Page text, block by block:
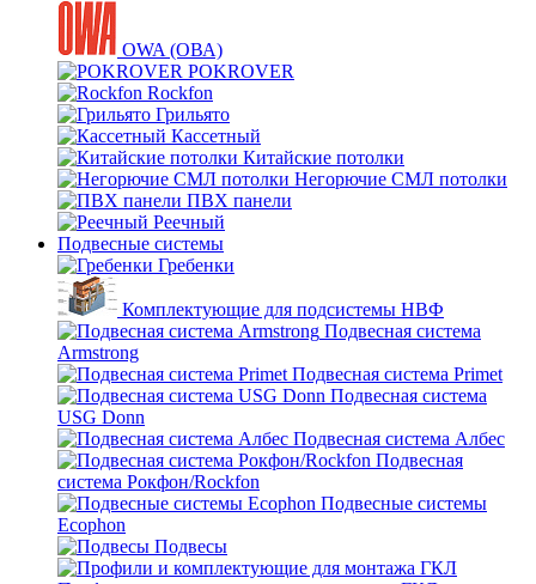
OWA (ОВА)
POKROVER
Rockfon
Грильято
Кассетный
Китайские потолки
Негорючие СМЛ потолки
ПВХ панели
Реечный
Подвесные системы
Гребенки
Комплектующие для подсистемы НВФ
Подвесная система
Armstrong
Подвесная система Primet
Подвесная система
USG Donn
Подвесная система Албес
Подвесная
система Рокфон/Rockfon
Подвесные системы
Ecophon
Подвесы